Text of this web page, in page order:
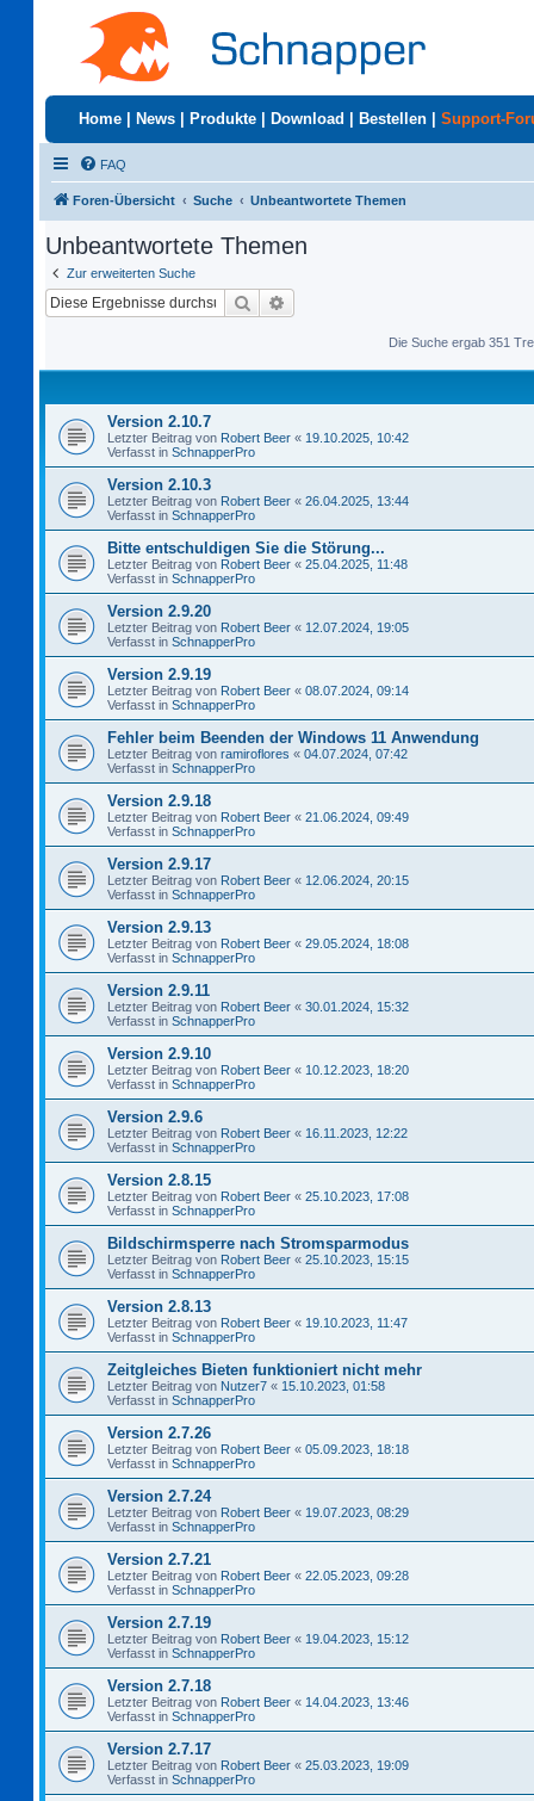
Home News Produkte Download Bestellen Support-
FAQ
Foren-Übersicht Suche Unbeantwortete Themen
Unbeantwortete Themen
Zur erweiterten Suche
Suche
Die Suche ergab 351
Version 2.10.7
Letzter Beitrag von Robert Beer « 19.10.2025, 10:42
Verfasst in SchnapperPro
Version 2.10.3
Letzter Beitrag von Robert Beer « 26.04.2025, 13:44
Verfasst in SchnapperPro
Bitte entschuldigen Sie die Störung...
Letzter Beitrag von Robert Beer « 25.04.2025, 11:48
Verfasst in SchnapperPro
Version 2.9.20
Letzter Beitrag von Robert Beer « 12.07.2024, 19:05
Verfasst in SchnapperPro
Version 2.9.19
Letzter Beitrag von Robert Beer « 08.07.2024, 09:14
Verfasst in SchnapperPro
Fehler beim Beenden der Windows 11 Anwendung
Letzter Beitrag von ramiroflores « 04.07.2024, 07:42
Verfasst in SchnapperPro
Version 2.9.18
Letzter Beitrag von Robert Beer « 21.06.2024, 09:49
Verfasst in SchnapperPro
Version 2.9.17
Letzter Beitrag von Robert Beer « 12.06.2024, 20:15
Verfasst in SchnapperPro
Version 2.9.13
Letzter Beitrag von Robert Beer « 29.05.2024, 18:08
Verfasst in SchnapperPro
Version 2.9.11
Letzter Beitrag von Robert Beer « 30.01.2024, 15:32
Verfasst in SchnapperPro
Version 2.9.10
Letzter Beitrag von Robert Beer « 10.12.2023, 18:20
Verfasst in SchnapperPro
Version 2.9.6
Letzter Beitrag von Robert Beer « 16.11.2023, 12:22
Verfasst in SchnapperPro
Version 2.8.15
Letzter Beitrag von Robert Beer « 25.10.2023, 17:08
Verfasst in SchnapperPro
Bildschirmsperre nach Stromsparmodus
Letzter Beitrag von Robert Beer « 25.10.2023, 15:15
Verfasst in SchnapperPro
Version 2.8.13
Letzter Beitrag von Robert Beer « 19.10.2023, 11:47
Verfasst in SchnapperPro
Zeitgleiches Bieten funktioniert nicht mehr
Letzter Beitrag von Nutzer7 « 15.10.2023, 01:58
Verfasst in SchnapperPro
Version 2.7.26
Letzter Beitrag von Robert Beer « 05.09.2023, 18:18
Verfasst in SchnapperPro
Version 2.7.24
Letzter Beitrag von Robert Beer « 19.07.2023, 08:29
Verfasst in SchnapperPro
Version 2.7.21
Letzter Beitrag von Robert Beer « 22.05.2023, 09:28
Verfasst in SchnapperPro
Version 2.7.19
Letzter Beitrag von Robert Beer « 19.04.2023, 15:12
Verfasst in SchnapperPro
Version 2.7.18
Letzter Beitrag von Robert Beer « 14.04.2023, 13:46
Verfasst in SchnapperPro
Version 2.7.17
Letzter Beitrag von Robert Beer « 25.03.2023, 19:09
Verfasst in SchnapperPro